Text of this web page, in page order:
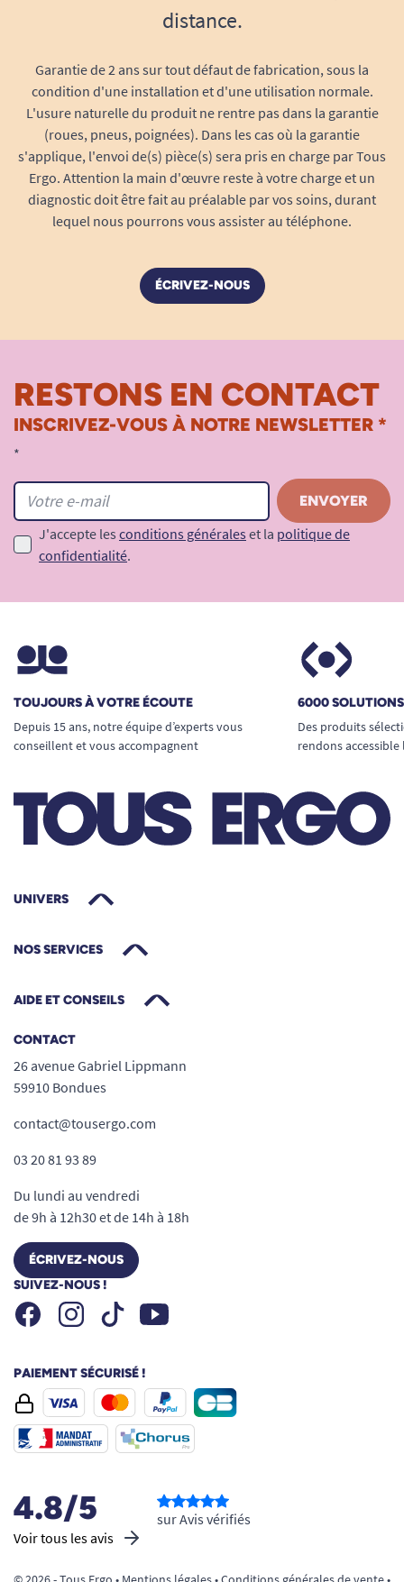
distance.
Garantie de 2 ans sur tout défaut de fabrication, sous la
condition d'une installation et d'une utilisation normale.
L'usure naturelle du produit ne rentre pas dans la garantie
(roues, pneus, poignées). Dans les cas où la garantie
s'applique, l'envoi de(s) pièce(s) sera pris en charge par Tous
Ergo. Attention la main d'œuvre reste à votre charge et un
diagnostic doit être fait au préalable par vos soins, durant
lequel nous pourrons vous assister au téléphone.
ÉCRIVEZ-NOUS
RESTONS EN CONTACT
INSCRIVEZ-VOUS À NOTRE NEWSLETTER *
*
J'accepte les conditions générales et la politique de
confidentialité.
TOUJOURS À VOTRE ÉCOUTE
Depuis 15 ans, notre équipe d’experts vous
conseillent et vous accompagnent
6000
Des produits
rendons
UNIVERS
NOS SERVICES
AIDE ET CONSEILS
CONTACT
26 avenue Gabriel Lippmann
59910 Bondues
contact@tousergo.com
03 20 81 93 89
Du lundi au vendredi
de 9h à 12h30 et de 14h à 18h
ÉCRIVEZ-NOUS
SUIVEZ-NOUS !
FacebookInstagramTiktok Youtube
PAIEMENT SÉCURISÉ !
4.8/5
Voir tous les avis
sur Avis vérifiés